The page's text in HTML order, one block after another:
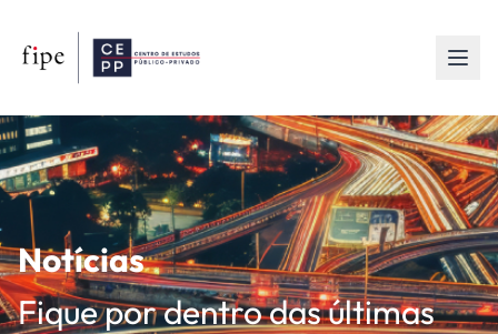
Notícias
Fique por dentro das últimas